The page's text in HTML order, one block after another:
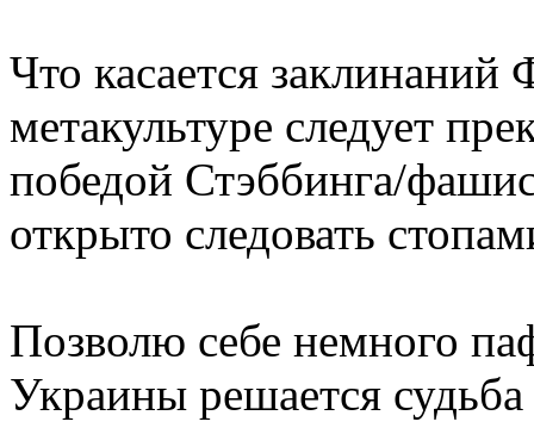
Что касается заклинаний
метакультуре следует
победой Стэббинга/
открыто следовать
Позволю себе немного
Украины решается